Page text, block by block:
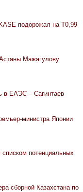
подорожал на Т0,99
Мажагулову
в ЕАЭС – Сагинтаев
министра Японии
потенциальных
сборной Казахстана по